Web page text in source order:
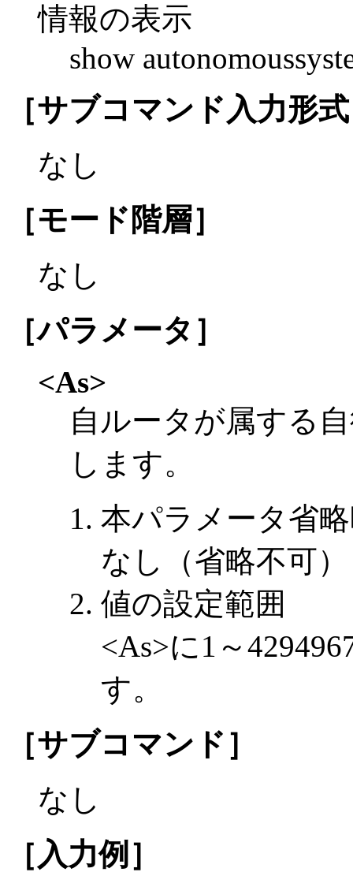
情報の表示
show
［サブコマンド入力形
なし
［モード階層］
なし
［パラメータ］
<As>
自ルータが属する
します。
本パラメータ省
なし（省略不可）
値の設定範囲
<As>に1～
す。
［サブコマンド］
なし
［入力例］